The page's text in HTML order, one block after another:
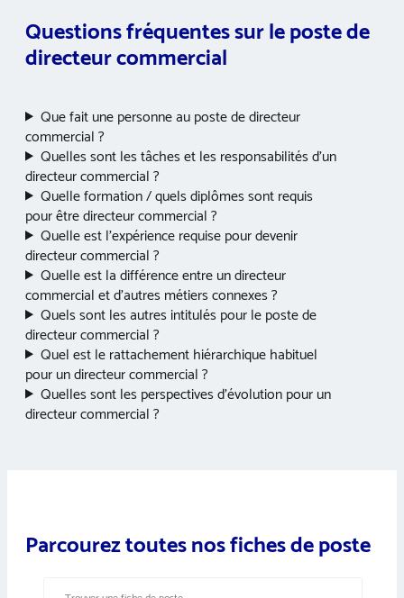
Questions fréquentes sur le poste de
directeur commercial
Que fait une personne au poste de directeur
commercial ?
Quelles sont les tâches et les responsabilités d’un
directeur commercial ?
Quelle formation / quels diplômes sont requis
pour être directeur commercial ?
Quelle est l’expérience requise pour devenir
directeur commercial ?
Quelle est la différence entre un directeur
commercial et d’autres métiers connexes ?
Quels sont les autres intitulés pour le poste de
directeur commercial ?
Quel est le rattachement hiérarchique habituel
pour un directeur commercial ?
Quelles sont les perspectives d’évolution pour un
directeur commercial ?
Parcourez toutes nos fiches de poste